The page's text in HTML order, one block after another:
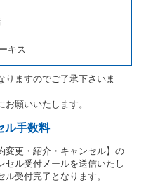
事由による時には第４条
取り扱い、当社は受領済
とします。
り消され、又は貸渡契約
いて、第４条及び第５条
何らの請求をしないもの
る借受条件を明示し、当
キス
ますのでご了承下さいま
願いいたします。
ル手数料
変更・紹介・キャンセル】の
セル受付メールを送信いたし
受付完了となります。